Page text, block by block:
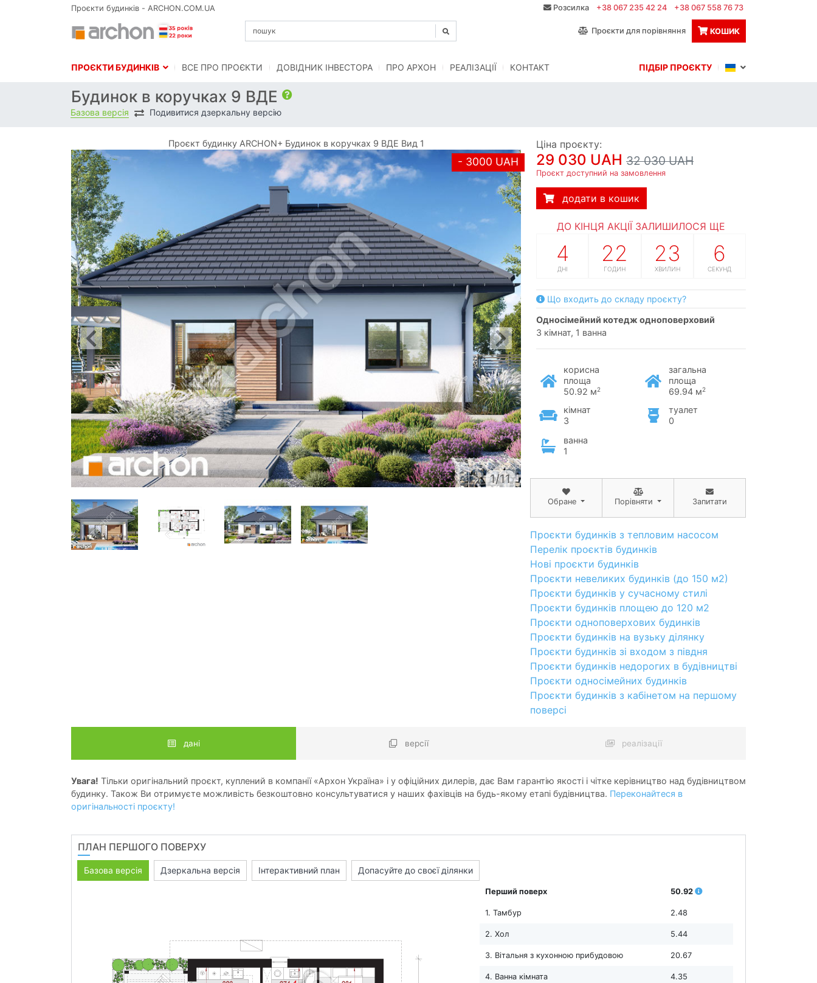
Проєкти будинків - ARCHON.COM.UA Розсилка +38 067 235 42 24 +38 067 558 76 73
Проєкти для порівняння КОШИК
ПРОЄКТИ БУДИНКІВ BСЕ ПРО ПРОЄКТИ ДОВІДНИК ІНВЕСТОРА ПРО АРХОН РЕАЛІЗАЦІЇ КОНТАКТ ПІДБІР ПРОЄКТУ
Будинок в коручках 9 ВДЕ
Базова версія Подивитися дзеркальну версію
Проєкт будинку ARCHON+ Будинок в коручках 9 ВДЕ Вид 1
- 3000 UAH
1/11
Ціна проєкту:
29 030 UAH 32 030 UAH
Проєкт доступний на замовлення
додати в кошик
ДО КІНЦЯ АКЦІЇ ЗАЛИШИЛОСЯ ЩЕ
4
ДНІ
22
ГОДИН
23
ХВИЛИН
5
СЕКУНД
Що входить до складу проєкту?
односімейний котедж одноповерховий
3 кімнат, 1 ванна
корисна
площа
50.92 м2
загальна
площа
69.94 м2
кімнат
3
туалет
0
ванна
1
Обране Порівняти Запитати
Проєкти будинків з тепловим насосом
Перелік проєктів будинків
Нові проєкти будинків
Проєкти невеликих будинків (до 150 м2)
Проєкти будинків у сучасному стилі
Проєкти будинків площею до 120 м2
Проєкти одноповерхових будинків
Проєкти будинків на вузьку ділянку
Проєкти будинків зі входом з півдня
Проєкти будинків недорогих в будівництві
Проєкти односімейних будинків
Проєкти будинків з кабінетом на першому
поверсі
дані версії реалізації
Увага! Тільки оригінальний проєкт, куплений в компанії «Архон Україна» і у офіційних дилерів, дає Вам гарантію якості і чітке керівництво над будівництвом
будинку. Також Ви отримуєте можливість безкоштовно консультуватися у наших фахівців на будь-якому етапі будівництва. Переконайтеся в
оригінальності проєкту!
ПЛАН ПЕРШОГО ПОВЕРХУ
Базова версія Дзеркальна версія Інтерактивний план Допасуйте до своєї ділянки
Перший поверх 50.92
1. Тамбур 2.48
2. Хол 5.44
3. Вітальня з кухонною прибудовою 20.67
4. Ванна кімната 4.35